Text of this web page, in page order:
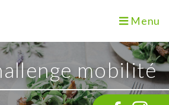
Menu
mobilité